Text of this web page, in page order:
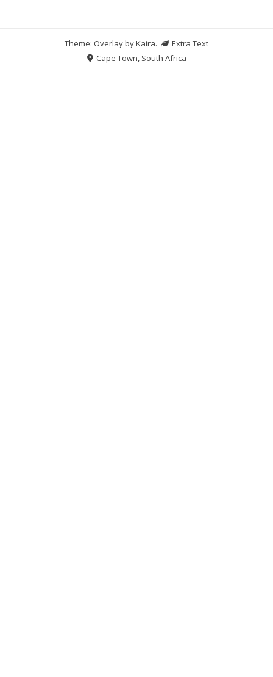
Theme: Overlay byKaira.
Extra Text
Cape Town, South Africa